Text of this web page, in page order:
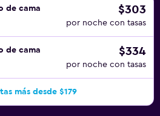
de cama
$303
por noche con tasas
de cama
$334
por noche con tasas
más desde $179